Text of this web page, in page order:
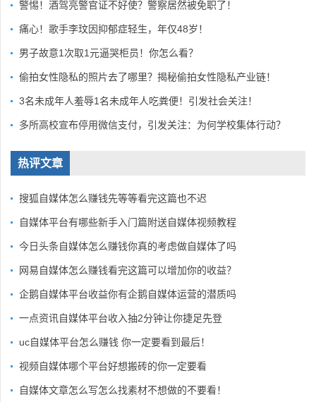
警惕！酒驾亮警官证不好使？警察居然被免职了！
痛心！歌手李玟因抑郁症轻生，年仅48岁！
男子故意1次取1元逼哭柜员！你怎么看？
偷拍女性隐私的照片去了哪里？揭秘偷拍女性隐私产业链！
3名未成年人羞辱1名未成年人吃粪便！引发社会关注！
多所高校宣布停用微信支付，引发关注：为何学校集体行动？
热评文章
搜狐自媒体怎么赚钱先等等看完这篇也不迟
自媒体平台有哪些新手入门篇附送自媒体视频教程
今日头条自媒体怎么赚钱你真的考虑做自媒体了吗
网易自媒体怎么赚钱看完这篇可以增加你的收益？
企鹅自媒体平台收益你有企鹅自媒体运营的潜质吗
一点资讯自媒体平台收入抽2分钟让你捷足先登
uc自媒体平台怎么赚钱 你一定要看到最后！
视频自媒体哪个平台好想搬砖的你一定要看
自媒体文章怎么写怎么找素材不想做的不要看！